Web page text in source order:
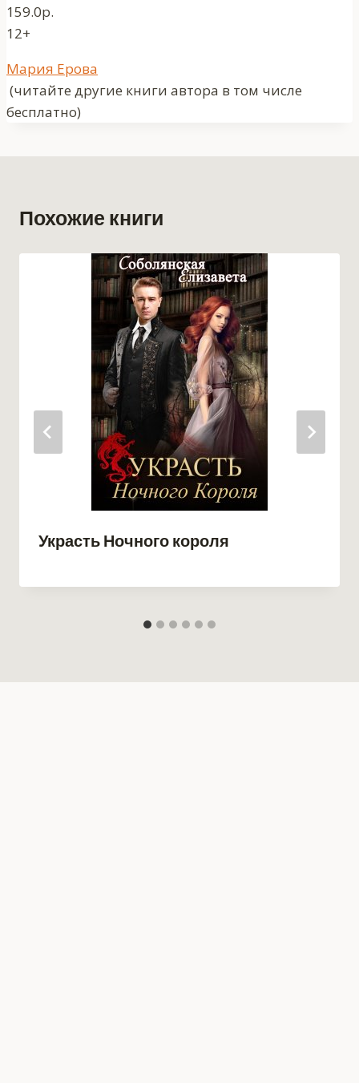
159.0р.
12+
Метки
записи:
Мария Ерова
(читайте другие книги автора в том числе
бесплатно)
Похожие книги
Украсть Ночного короля